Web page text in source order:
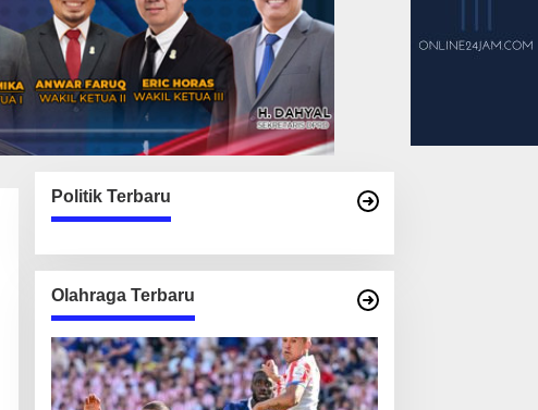
Politik Terbaru
Olahraga Terbaru